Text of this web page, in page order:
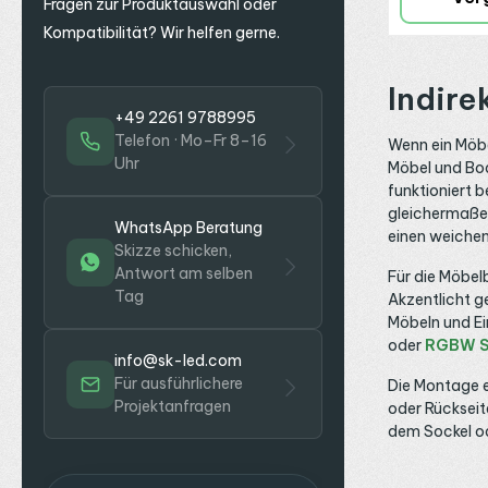
Fragen zur Produktauswahl oder
Kompatibilität? Wir helfen gerne.
+49 2261 9788995
Telefon · Mo–Fr 8–16
Uhr
WhatsApp Beratung
Skizze schicken,
Antwort am selben
Tag
info@sk-led.com
Für ausführlichere
Projektanfragen
Am Rand
muss es
sind die
EXO-T3_16
gleich
nehmen
beide
Ergebnis ist
eine Wand
Decke
irgendwo
durchzieht
klare Linie.
setzt sie
Wenn ein
Möbel und
funktioniert
einen
Für die
Akzentlicht
Möbeln und
oder RGBW
Die Montage
oder
dem Sockel